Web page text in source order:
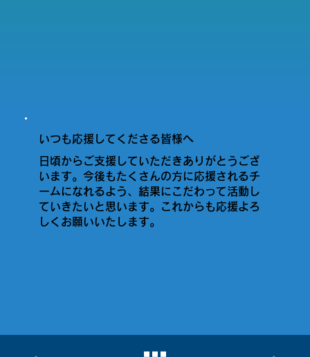
いつも応援してくださる皆様へ
日頃からご支援していただきありがとうござ
います。今後もたくさんの方に応援されるチ
ームになれるよう、結果にこだわって活動し
ていきたいと思います。これからも応援よろ
しくお願いいたします。